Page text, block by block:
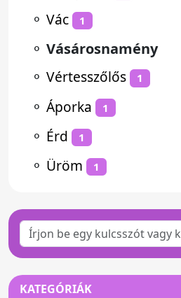
⚬ Vác 1
⚬ Vásárosnamény
⚬ Vértesszőlős 1
⚬ Áporka 1
⚬ Érd 1
⚬ Üröm 1
KATEGÓRIÁK